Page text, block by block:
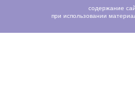
содержание
при использовании